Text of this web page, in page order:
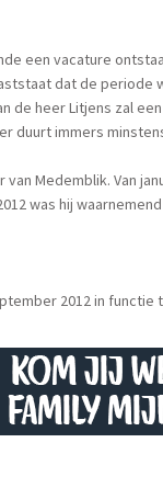
een vacature
dat de periode
de heer Litjens zal
duurt immers
Medemblik. Van
was hij
2012 in functie